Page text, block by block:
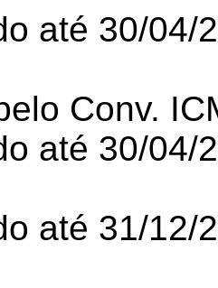
até 30/04/
Conv.
até 30/04/
até 31/12/